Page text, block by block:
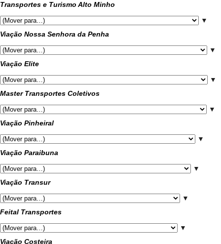
Transportes e Turismo Alto Minho
▼
Viação Nossa Senhora da Penha
▼
Viação Elite
▼
Master Transportes Coletivos
▼
Viação Pinheiral
▼
Viação Paraibuna
▼
Viação Transur
▼
Feital Transportes
▼
Viação Costeira